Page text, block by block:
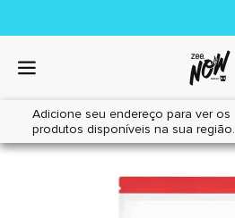
Adicione seu endereço para ver os
produtos disponíveis na sua região.
Home|Cães|Alimentos